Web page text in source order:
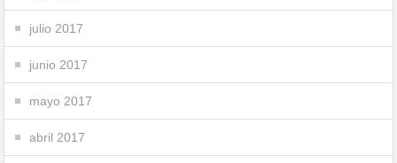
julio 2017
junio 2017
mayo 2017
abril 2017